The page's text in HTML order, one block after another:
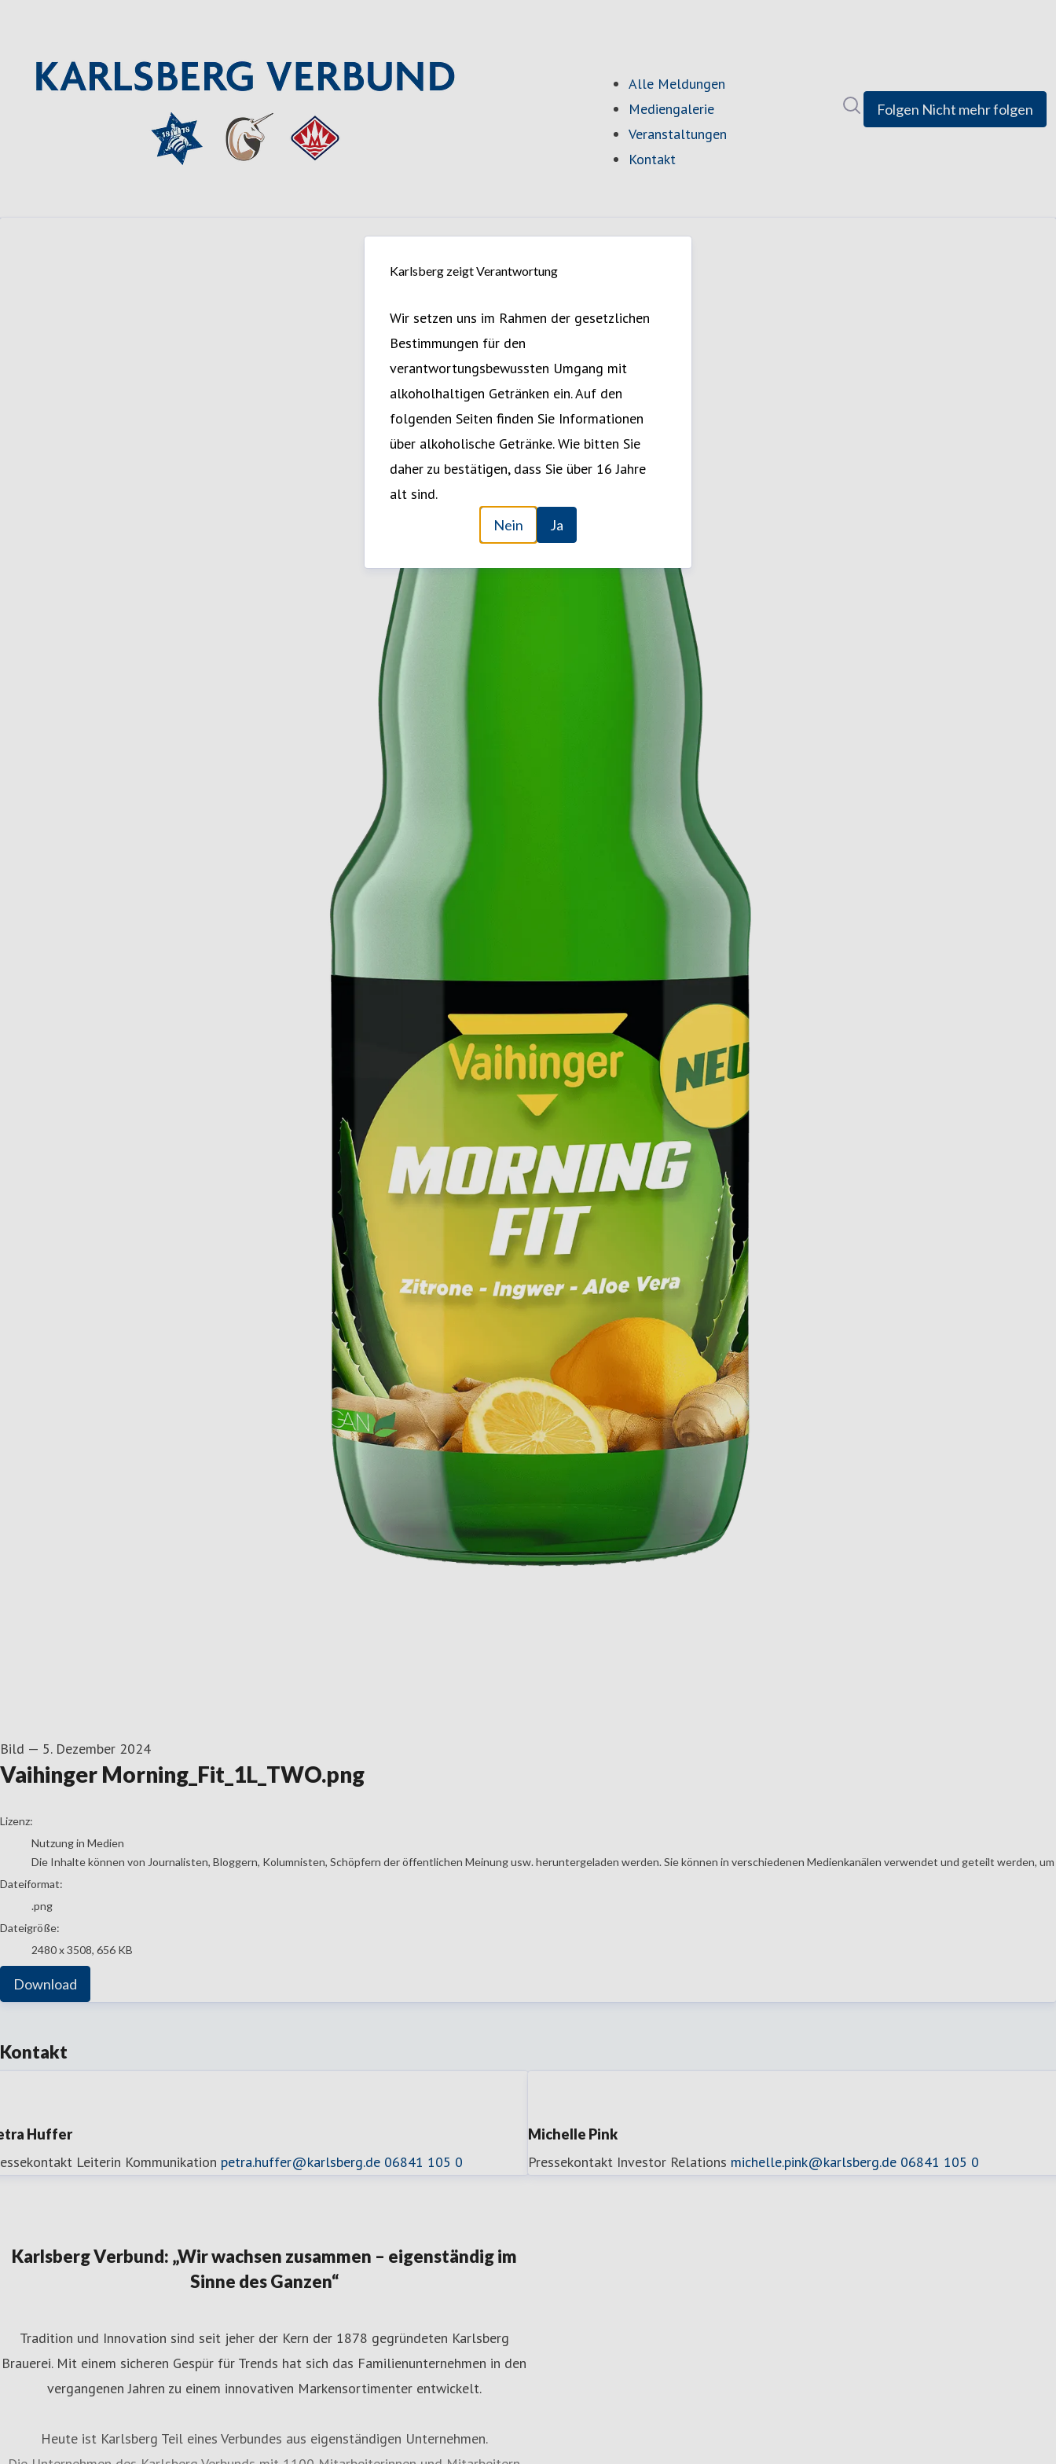
Karlsberg zeigt Verantwortung
Wir setzen uns im Rahmen der gesetzlichen
Bestimmungen für den
verantwortungsbewussten Umgang mit
alkoholhaltigen Getränken ein. Auf den
folgenden Seiten finden Sie Informationen
über alkoholische Getränke. Wie bitten Sie
daher zu bestätigen, dass Sie über 16 Jahre
alt sind.
Nein Ja
Alle Meldungen
Mediengalerie
Veranstaltungen
Kontakt
Folgen Nicht mehr folgen
Bild — 5. Dezember 2024
Vaihinger Morning_Fit_1L_TWO.png
go to media item
Lizenz:
Nutzung in Medien
Die Inhalte können von Journalisten, Bloggern, Kolumnisten, Schöpfern der öffentlichen Meinung usw. heruntergeladen werden. Sie können in verschiedenen Medienkanälen verwendet und geteilt
Dateiformat:
.png
Dateigröße:
2480 x 3508, 656 KB
Download
Kontakt
Huffer
Leiterin Kommunikation petra.huffer@karlsberg.de 06841 105 0
Michelle Pink
Pressekontakt Investor Relations michelle.pink@karlsberg.de 06841 105 0
Karlsberg Verbund: „Wir wachsen zusammen – eigenständig im
Sinne des Ganzen“
Tradition und Innovation sind seit jeher der Kern der 1878 gegründeten Karlsberg
Brauerei. Mit einem sicheren Gespür für Trends hat sich das Familienunternehmen in den
vergangenen Jahren zu einem innovativen Markensortimenter entwickelt.
Heute ist Karlsberg Teil eines Verbundes aus eigenständigen Unternehmen.